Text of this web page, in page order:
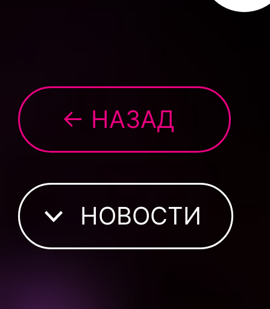
← НАЗАД
НОВОСТИ